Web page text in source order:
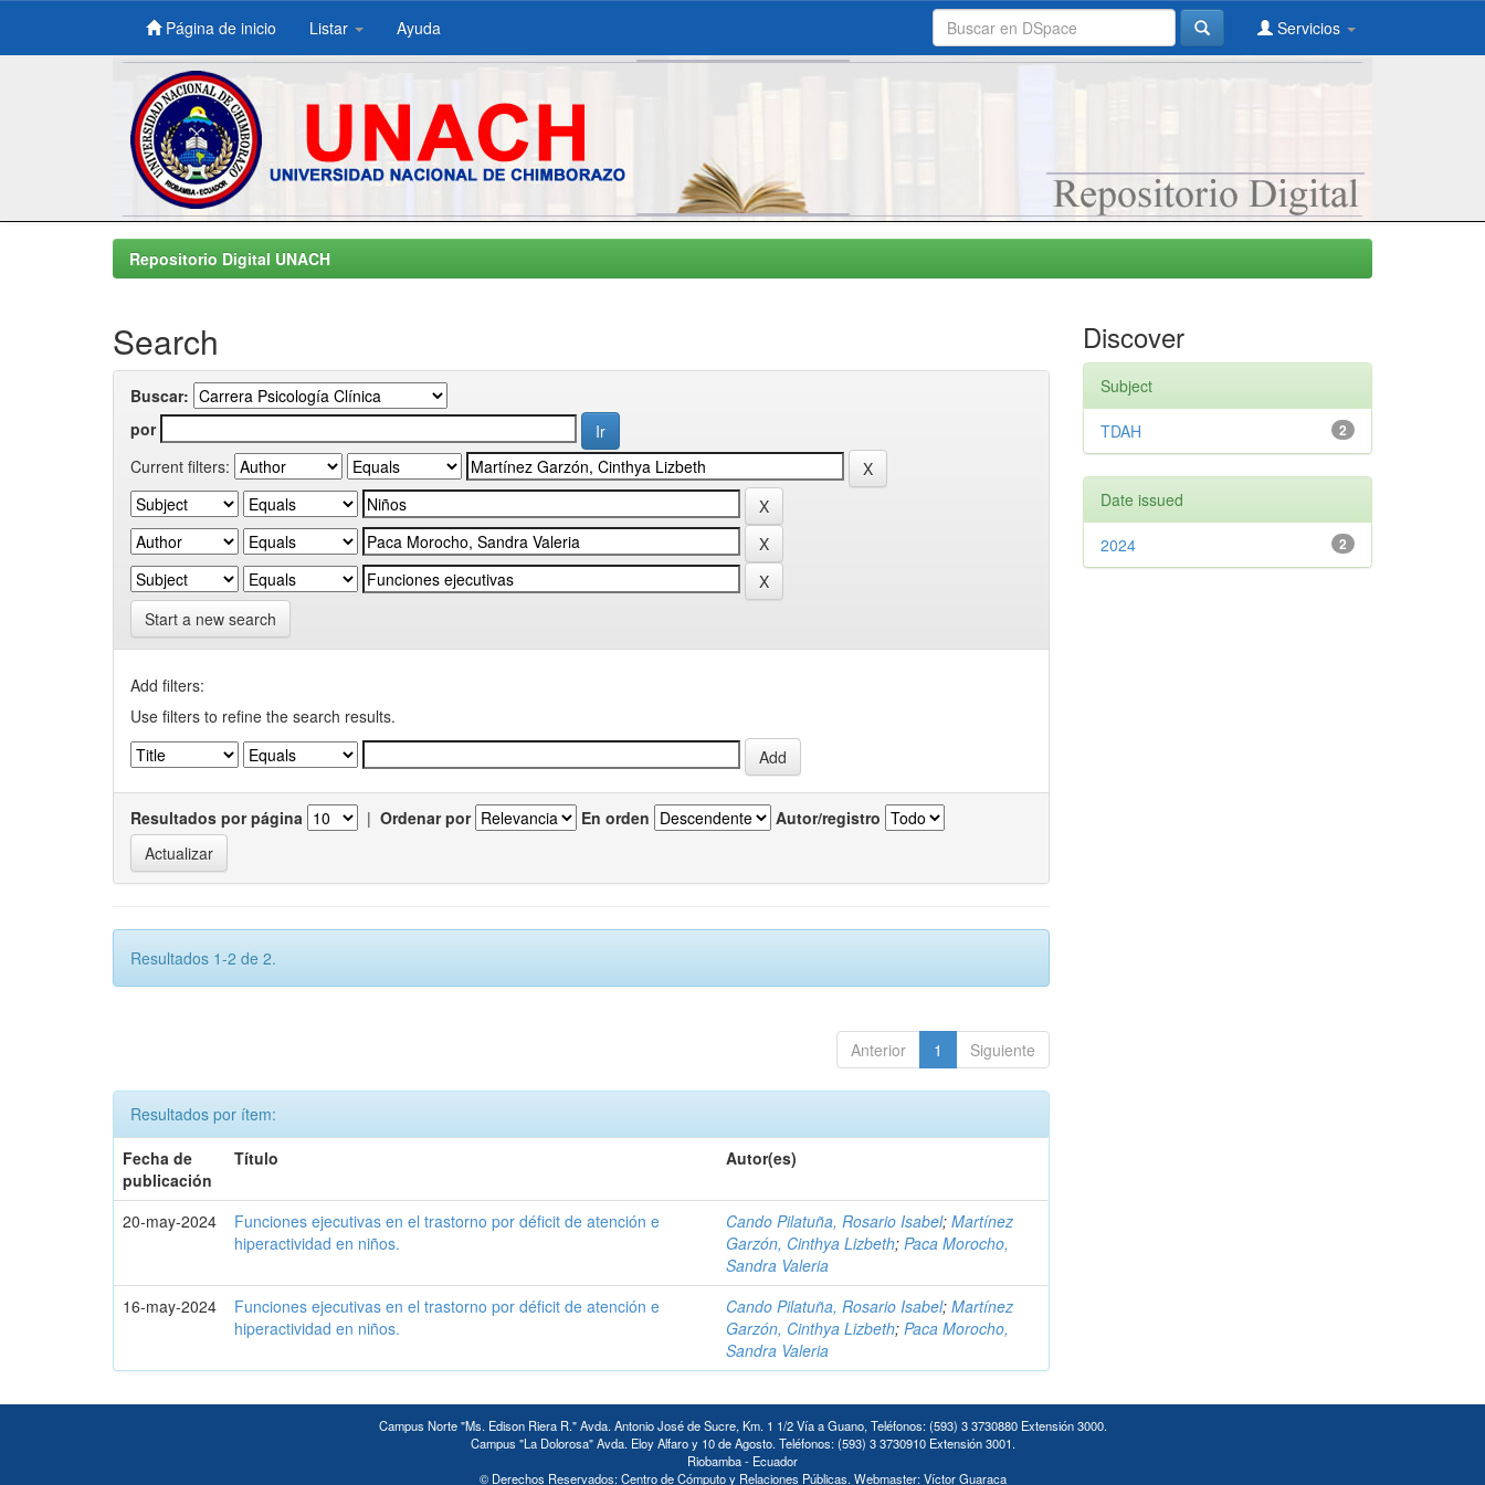
Skip
Página de inicio Listar Ayuda Servicios
Repositorio Digital UNACH
Search
Buscar:
por
Current filters:
Start a new search
Add filters:
Use filters to refine the search results.
Resultados por página | Ordenar por En orden Autor/registro
Resultados 1-2 de 2.
Anterior 1 Siguiente
Resultados por ítem:
Fecha de
publicación
Título Autor(es)
20-may-2024
Funciones ejecutivas en el trastorno por déficit de atención e
hiperactividad en niños.
Cando Pilatuña, Rosario Isabel;Martínez
Garzón, Cinthya Lizbeth;Paca Morocho,
Sandra Valeria
16-may-2024
Funciones ejecutivas en el trastorno por déficit de atención e
hiperactividad en niños.
Cando Pilatuña, Rosario Isabel;Martínez
Garzón, Cinthya Lizbeth;Paca Morocho,
Sandra Valeria
Discover
Subject
2
TDAH
Date issued
2
2024
Campus Norte "Ms. Edison Riera R." Avda. Antonio José de Sucre, Km. 1 1/2 Vía a Guano, Teléfonos: (593) 3 3730880 Extensión 3000.
Campus "La Dolorosa" Avda. Eloy Alfaro y 10 de Agosto. Teléfonos: (593) 3 3730910 Extensión 3001.
Riobamba - Ecuador
© Derechos Reservados: Centro de Cómputo y Relaciones Públicas. Webmaster: Víctor Guaraca